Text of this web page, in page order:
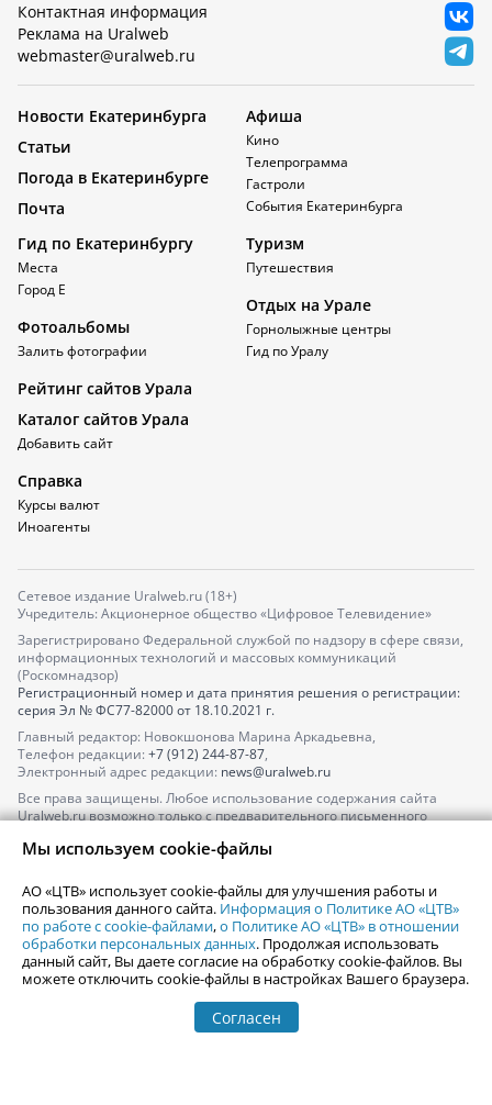
Контактная информация
Реклама на Uralweb
webmaster@uralweb.ru
Новости Екатеринбурга
Статьи
Погода в Екатеринбурге
Почта
Афиша
Кино
Телепрограмма
Гастроли
События Екатеринбурга
Гид по Екатеринбургу
Места
Город Е
Фотоальбомы
Залить фотографии
Туризм
Путешествия
Отдых на Урале
Горнолыжные центры
Гид по Уралу
Рейтинг сайтов Урала
Каталог сайтов Урала
Добавить сайт
Справка
Курсы валют
Иноагенты
Сетевое издание Uralweb.ru (18+)
Учредитель: Акционерное общество «Цифровое Телевидение»
Зарегистрировано Федеральной службой по надзору в сфере связи,
информационных технологий и массовых коммуникаций
(Роскомнадзор)
Регистрационный номер и дата принятия решения о регистрации:
серия Эл № ФС77-82000от 18.10.2021 г.
Главный редактор: Новокшонова Марина Аркадьевна,
Телефон редакции: +7 (912) 244-87-87,
Электронный адрес редакции: news@uralweb.ru
Все права защищены. Любое использование содержания сайта
Uralweb.ru возможно только с предварительного письменного
По вопросам размещения рекламы обращайтесь по тел.
По вопросам размещения информации в разделе «Афиша»
afisha@uralweb.ru
Пользовательское соглашение на использование сайта
Политика АО «ЦТВ» в отношении обработки персональных данных
Мы используем cookie-файлы
АО «ЦТВ» использует cookie-файлы для улучшения работы и
пользования данного сайта. Информация о Политике АО «ЦТВ»
по работе с cookie-файлами,о Политике АО «ЦТВ» в отношении
обработки персональных данных. Продолжая использовать
данный сайт, Вы даете согласие на обработку cookie-файлов. Вы
можете отключить cookie-файлы в настройках Вашего браузера.
Согласен